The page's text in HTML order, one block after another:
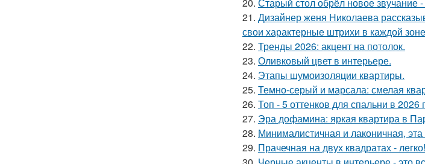
21. Дизайнер женя Николаева
свои характерные штрихи в каждой
22. Тренды 2026: акцент на потолок.
23. Оливковый цвет в интерьере.
24. Этапы шумоизоляции квартиры.
25. Темно-серый и марсала: смелая
26. Топ - 5 оттенков для спальни в
27. Эра дофамина: яркая квартира в
28. Минималистичная и лаконичная,
29. Прачечная на двух квадратах - легко!